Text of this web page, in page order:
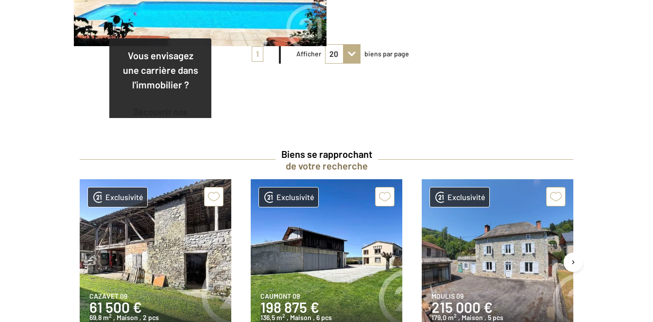
Vous envisagez
une carrière dans
l'immobilier ?
1 Afficher biens par page
Biens se rapprochant
de votre recherche
Exclusivité
CAZAVET 09
61 500 €
69,8 m2 , Maison , 2 pcs
Exclusivité
CAUMONT 09
198 875 €
136,5 m2 , Maison, 6 pcs
Exclusivité
MOULIS 09
215 000 €
179,0 m2 , Maison, 5 pcs